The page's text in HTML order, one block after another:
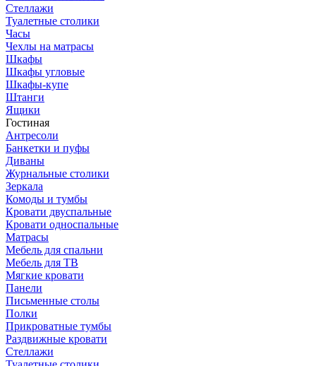
Стеллажи
Туалетные столики
Часы
Чехлы на матрасы
Шкафы
Шкафы угловые
Шкафы-купе
Штанги
Ящики
Гостиная
Антресоли
Банкетки и пуфы
Диваны
Журнальные столики
Зеркала
Комоды и тумбы
Кровати двуспальные
Кровати односпальные
Матрасы
Мебель для спальни
Мебель для ТВ
Мягкие кровати
Панели
Письменные столы
Полки
Прикроватные тумбы
Раздвижные кровати
Стеллажи